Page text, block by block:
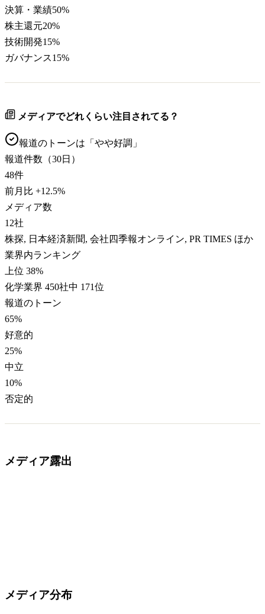
決算・業績50%
株主還元20%
技術開発15%
ガバナンス15%
メディアでどれくらい注目されてる？
報道のトーンは「 やや好調 」
報道件数（30日）
48件
前月比 +12.5%
メディア数
12社
株探, 日本経済新聞, 会社四季報オンライン, PR TIMES ほか
業界内ランキング
上位 38%
化学業界 450社中 171位
報道のトーン
65%
好意的
25%
中立
10%
否定的
メディア露出
メディア分布